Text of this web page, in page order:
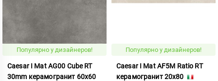
Популярно у дизайнеров!
Caesar I Mat AG00 Cube RT
30mm керамогранит 60x60
Популярно у дизайнеров!
Caesar I Mat AF5M Ratio RT
керамогранит 20x80